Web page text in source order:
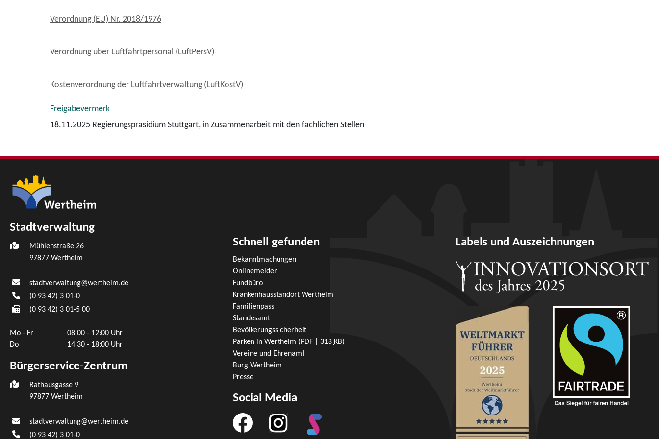
Verordnung (EU) Nr. 2018/1976
Verordnung über Luftfahrtpersonal (LuftPersV)
Kostenverordnung der Luftfahrtverwaltung(LuftKostV)
Freigabevermerk
18.11.2025 Regierungspräsidium Stuttgart, in Zusammenarbeit mit den fachlichen Stellen
Stadtverwaltung
Mühlenstraße 26
97877 Wertheim
stadtverwaltung@wertheim.de
(0 93 42) 3 01-0
(0 93 42) 3 01-5 00
Mo - Fr
08:00 - 12:00 Uhr
Do
14:30 - 18:00 Uhr
Bürgerservice-Zentrum
Rathausgasse 9
97877 Wertheim
stadtverwaltung@wertheim.de
(0 93 42) 3 01-0
Schnell gefunden
Bekanntmachungen
Onlinemelder
Fundbüro
Krankenhausstandort Wertheim
Familienpass
Standesamt
Bevölkerungssicherheit
Parken in Wertheim (PDF | 318 KB)
Vereine und Ehrenamt
Burg Wertheim
Presse
Social Media
Labels und Auszeichnungen